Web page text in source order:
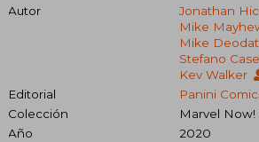
Autor
Jonathan
Mike
Mike
Stefano
Kev Walker
Editorial
Panini
Colección
Marvel Now!
Año
2020